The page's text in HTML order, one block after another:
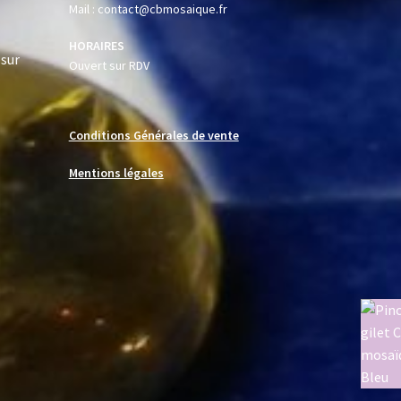
Mail : contact@cbmosaique.fr
HORAIRES
Ouvert sur RDV
Conditions Générales de vente
Mentions légales